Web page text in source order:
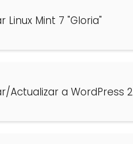
Linux Mint 7 "Gloria"
Actualizar a WordPress